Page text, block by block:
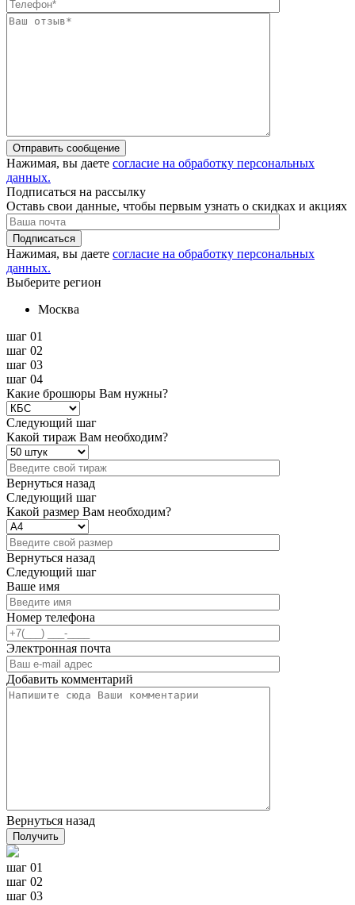
Отправить сообщение
Нажимая, вы даете согласие на обработку персональных
данных.
Подписаться на рассылку
Оставь свои данные, чтобы первым узнать о скидках и акциях
Подписаться
Нажимая, вы даете согласие на обработку персональных
данных.
Выберите регион
Москва
шаг 01
шаг 02
шаг 03
шаг 04
Какие брошюры Вам нужны?
Следующий шаг
Какой тираж Вам необходим?
Вернуться назад
Следующий шаг
Какой размер Вам необходим?
Вернуться назад
Следующий шаг
Ваше имя
Номер телефона
Электронная почта
Добавить комментарий
Вернуться назад
Получить
шаг 01
шаг 02
шаг 03